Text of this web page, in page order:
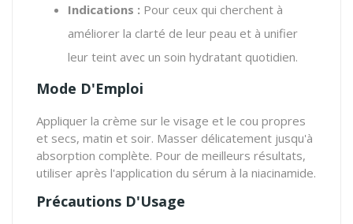
Indications : Pour ceux qui cherchent à
améliorer la clarté de leur peau et à unifier
leur teint avec un soin hydratant quotidien.
Mode D'Emploi
Appliquer la crème sur le visage et le cou propres
et secs, matin et soir. Masser délicatement jusqu'à
absorption complète. Pour de meilleurs résultats,
utiliser après l'application du sérum à la niacinamide.
Précautions D'Usage